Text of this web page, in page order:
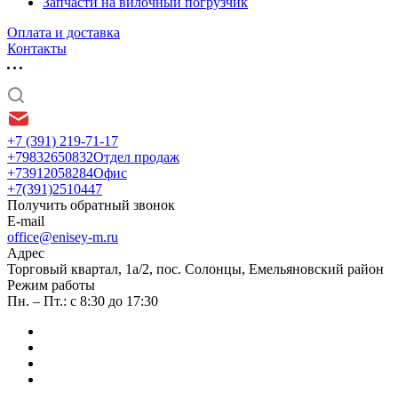
Оплата и доставка
Контакты
+7 (391) 219-71-17
+79832650832Отдел продаж
+73912058284Офис
+7(391)2510447
Получить обратный звонок
E-mail
office@enisey-m.ru
Адрес
​Торговый квартал, 1а/2, пос. Солонцы, Емельяновский район
Режим работы
Пн. – Пт.: с 8:30 до 17:30